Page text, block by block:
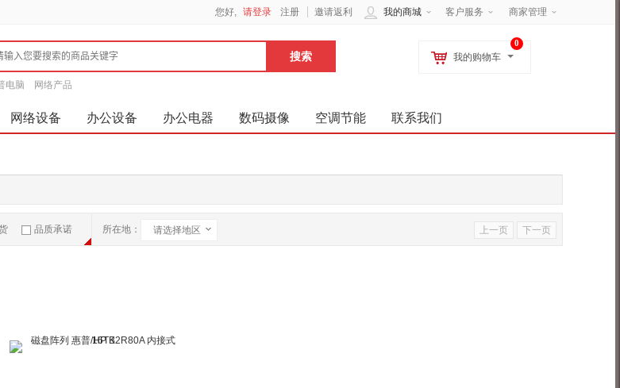
客户服务 商家管理
我的商城
您好, 请登录 注册 邀请返利
电脑 网络产品
0
我的购物车
网络设备 办公设备 办公电器 数码摄像 空调节能 联系我们
上一页 下一页
品质承诺 所在地： 请选择地区